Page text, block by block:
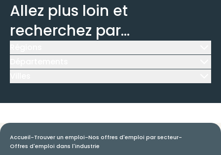
Allez plus loin et
recherchez par...
Accueil-Trouver un emploi-Nos offres d'emploi par secteur-
Offres d'emploi dans l'industrie